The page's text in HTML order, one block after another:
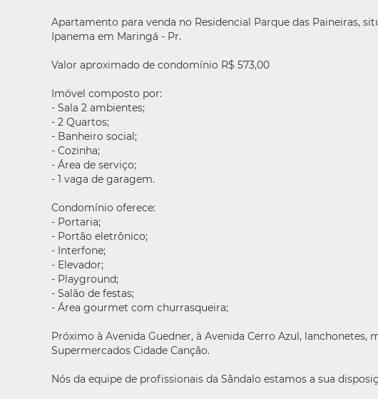
Apartamento para venda no Residencial Parque das Paineiras,
Ipanema em Maringá - Pr.
Valor aproximado de condomínio R$ 573,00
Imóvel composto por:
- Sala 2 ambientes;
- 2 Quartos;
- Banheiro social;
- Cozinha;
- Área de serviço;
- 1 vaga de garagem.
Condomínio oferece:
- Portaria;
- Portão eletrônico;
- Interfone;
- Elevador;
- Playground;
- Salão de festas;
- Área gourmet com churrasqueira;
Próximo à Avenida Guedner, à Avenida Cerro Azul, lanchonetes,
Supermercados Cidade Canção.
Nós da equipe de profissionais da Sândalo estamos a sua